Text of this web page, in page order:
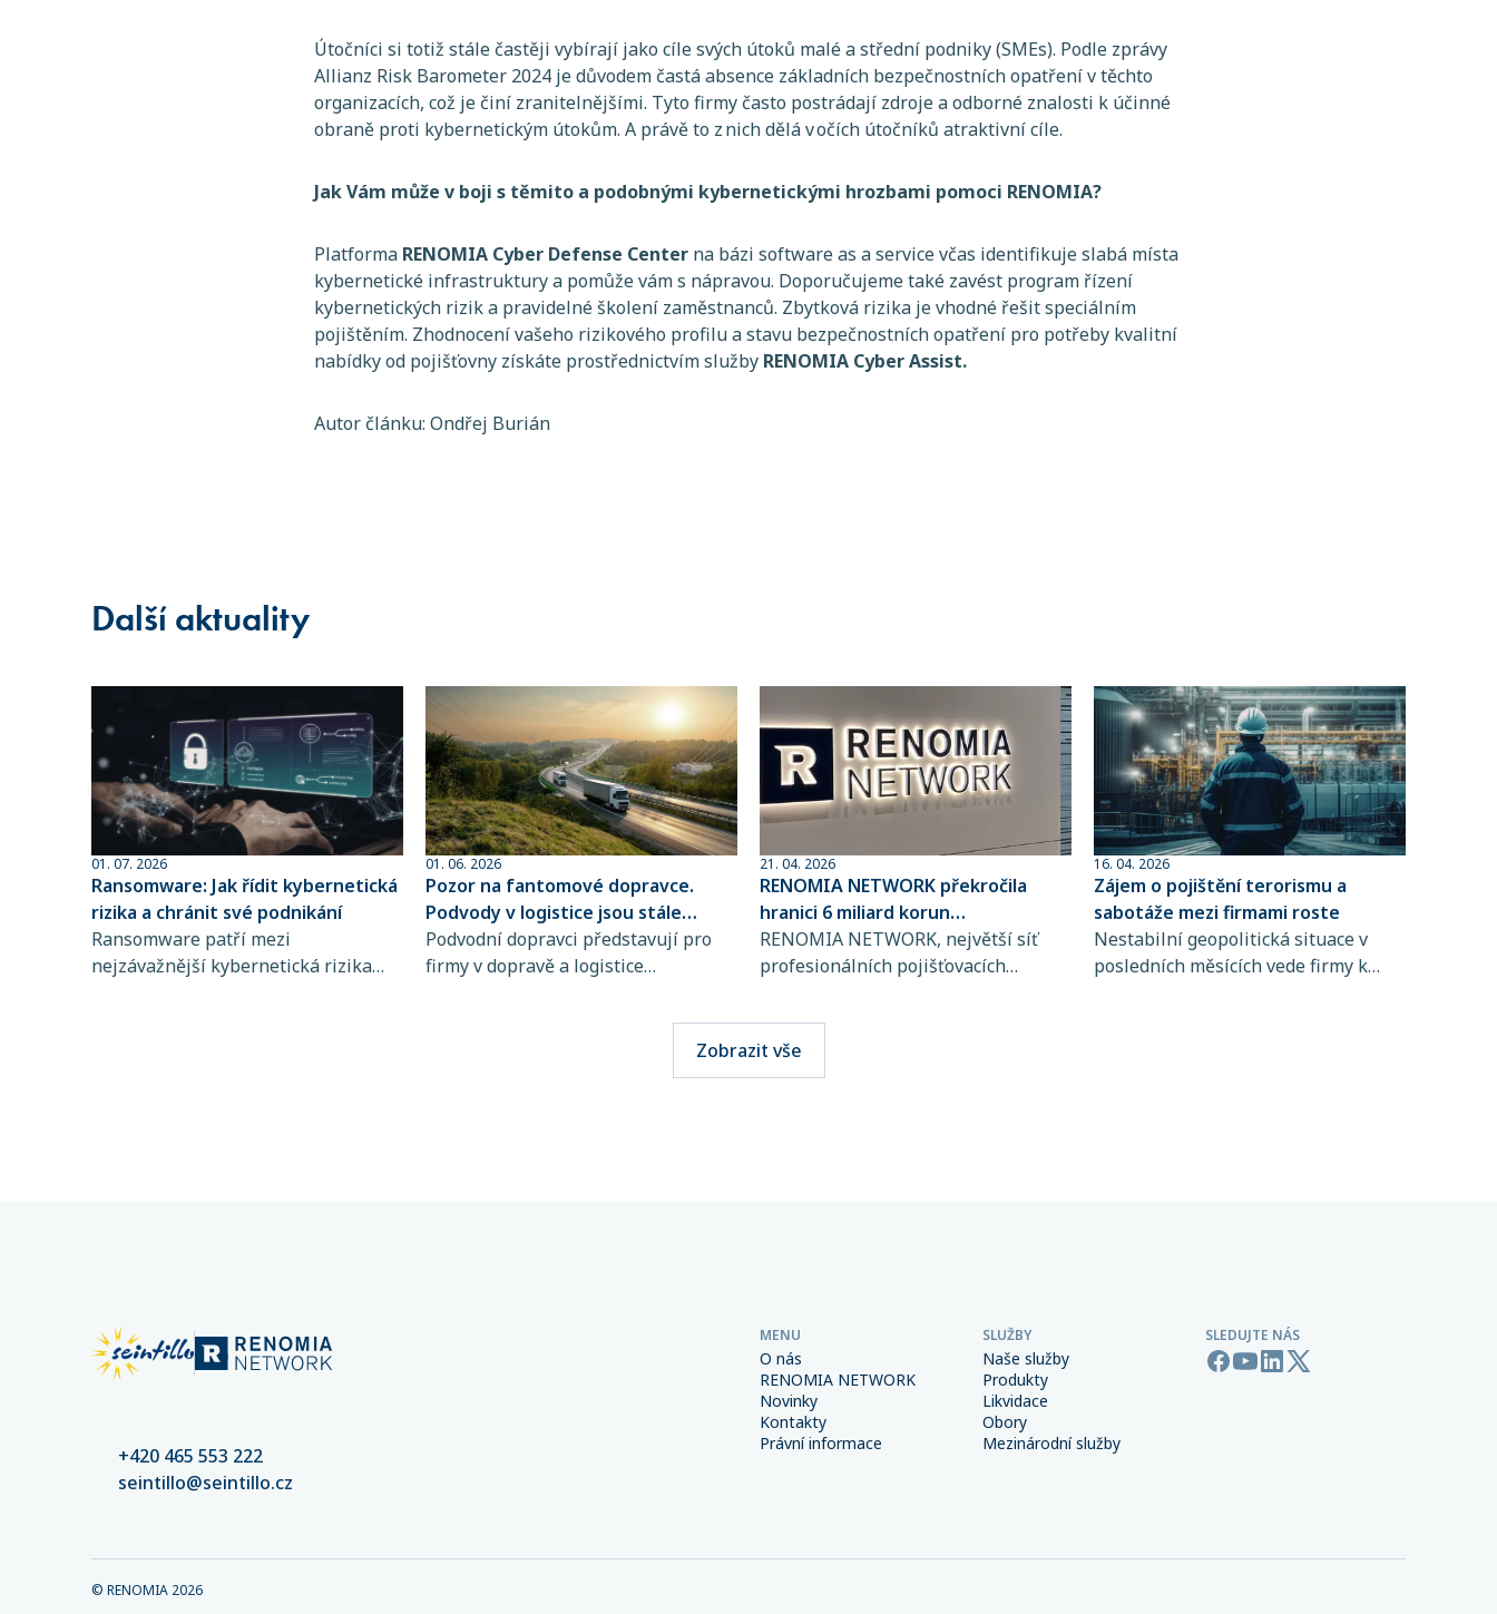
Útočníci si totiž stále častěji vybírají jako cíle svých útoků malé a střední podniky (SMEs). Podle zprávy
Allianz Risk Barometer 2024 je důvodem častá absence základních bezpečnostních opatření v těchto
organizacích, což je činí zranitelnějšími. Tyto firmy často postrádají zdroje a odborné znalosti k účinné
obraně proti kybernetickým útokům. A právě to z nich dělá v očích útočníků atraktivní cíle.
Jak Vám může v boji s těmito a podobnými kybernetickými hrozbami pomoci RENOMIA?
Platforma RENOMIA Cyber Defense Center na bázi software as a service včas identifikuje slabá místa
kybernetické infrastruktury a pomůže vám s nápravou. Doporučujeme také zavést program řízení
kybernetických rizik a pravidelné školení zaměstnanců. Zbytková rizika je vhodné řešit speciálním
pojištěním. Zhodnocení vašeho rizikového profilu a stavu bezpečnostních opatření pro potřeby kvalitní
nabídky od pojišťovny získáte prostřednictvím služby RENOMIA Cyber Assist.
Autor článku: Ondřej Burián
Další aktuality
01. 07. 2026
Ransomware: Jak řídit kybernetická
rizika a chránit své podnikání
Ransomware patří mezi
nejzávažnější kybernetická rizika
01. 06. 2026
Pozor na fantomové dopravce.
Podvody v logistice jsou stále
sofistikovanější
Podvodní dopravci představují pro
firmy v dopravě a logistice
praktiky jsou totiž stále obtížněji
rozpoznatelné. Přitom stačí jediná
chyba při výběru přepravce a škody
21. 04. 2026
RENOMIA NETWORK překročila
hranici 6 miliard korun
spravovaného pojistného
RENOMIA NETWORK, největší síť
profesionálních pojišťovacích
RENOMIA GROUP, dosáhla
významného milníku. Hodnota
pojistného, které svým klientům
16. 04. 2026
Zájem o pojištění terorismu a
sabotáže mezi firmami roste
Nestabilní geopolitická situace v
posledních měsících vede firmy k
Zobrazit vše
+420 465 553 222
seintillo@seintillo.cz
MENU
O nás
RENOMIA NETWORK
Novinky
Kontakty
Právní informace
SLUŽBY
Naše služby
Produkty
Likvidace
Obory
Mezinárodní služby
SLEDUJTE NÁS
© RENOMIA 2026